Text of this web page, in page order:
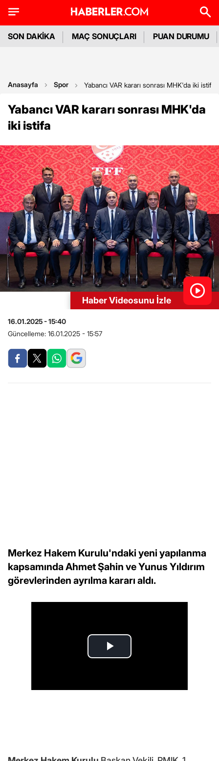
SON DAKİKA MAÇ SONUÇLARI PUAN DURUMU
Anasayfa Spor Yabancı VAR kararı sonrası MHK'da iki istifa
Yabancı VAR kararı sonrası MHK'da
iki istifa
Haber Videosunu İzle
16.01.2025 - 15:40
Güncelleme: 16.01.2025 - 15:57
Merkez Hakem Kurulu'ndaki yeni yapılanma
kapsamında Ahmet Şahin ve Yunus Yıldırım
görevlerinden ayrılma kararı aldı.